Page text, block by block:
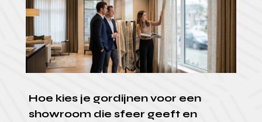
Hoe kies je gordijnen voor een
showroom die sfeer geeft en